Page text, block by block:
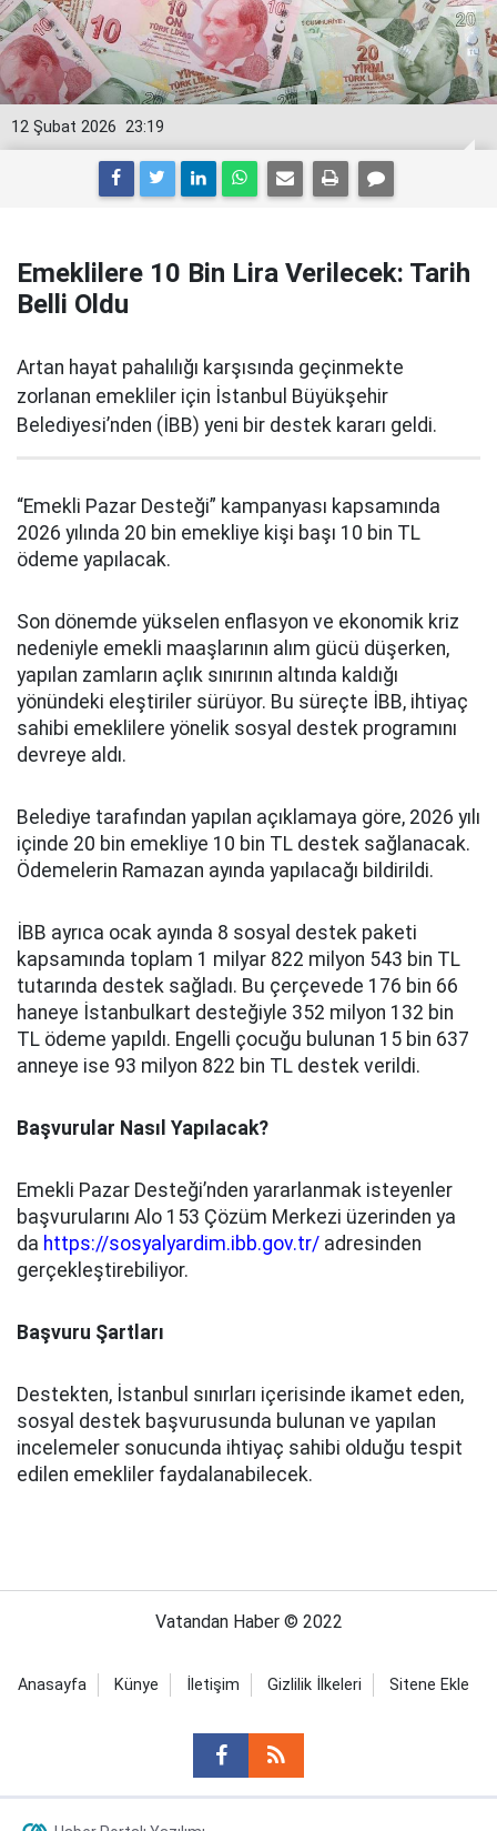
23:19
12 Şubat 2026
Emeklilere 10 Bin Lira Verilecek: Tarih
Belli Oldu
Artan hayat pahalılığı karşısında geçinmekte
zorlanan emekliler için İstanbul Büyükşehir
Belediyesi’nden (İBB) yeni bir destek kararı geldi.
“Emekli Pazar Desteği” kampanyası kapsamında
2026 yılında 20 bin emekliye kişi başı 10 bin TL
ödeme yapılacak.
Son dönemde yükselen enflasyon ve ekonomik kriz
nedeniyle emekli maaşlarının alım gücü düşerken,
yapılan zamların açlık sınırının altında kaldığı
yönündeki eleştiriler sürüyor. Bu süreçte İBB, ihtiyaç
sahibi emeklilere yönelik sosyal destek programını
devreye aldı.
Belediye tarafından yapılan açıklamaya göre, 2026 yılı
içinde 20 bin emekliye 10 bin TL destek sağlanacak.
Ödemelerin Ramazan ayında yapılacağı bildirildi.
İBB ayrıca ocak ayında 8 sosyal destek paketi
kapsamında toplam 1 milyar 822 milyon 543 bin TL
tutarında destek sağladı. Bu çerçevede 176 bin 66
haneye İstanbulkart desteğiyle 352 milyon 132 bin
TL ödeme yapıldı. Engelli çocuğu bulunan 15 bin 637
anneye ise 93 milyon 822 bin TL destek verildi.
Başvurular Nasıl Yapılacak?
Emekli Pazar Desteği’nden yararlanmak isteyenler
başvurularını Alo 153 Çözüm Merkezi üzerinden ya
da https://sosyalyardim.ibb.gov.tr/ adresinden
gerçekleştirebiliyor.
Başvuru Şartları
Destekten, İstanbul sınırları içerisinde ikamet eden,
sosyal destek başvurusunda bulunan ve yapılan
incelemeler sonucunda ihtiyaç sahibi olduğu tespit
edilen emekliler faydalanabilecek.
Vatandan Haber © 2022
Anasayfa Künye İletişim Gizlilik İlkeleri Sitene Ekle